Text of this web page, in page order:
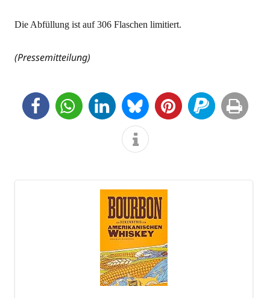
Die Abfül­lung ist auf 306 Fla­schen limitiert.
(Pres­se­mit­tei­lung)